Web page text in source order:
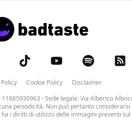
Cookie Policy
Disclaimer
11885930963 - Sede legale: Via Alberico
periodicità. Non può pertanto
ha i diritti di utilizzo delle immagini presenti sul